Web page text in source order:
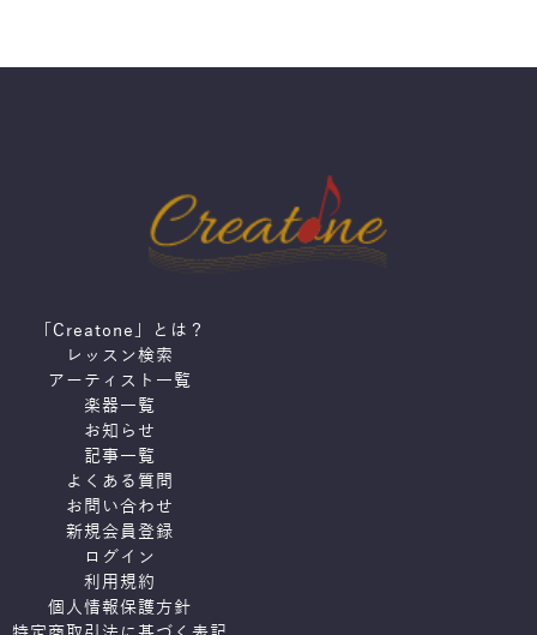
「Creatone」とは？
レッスン検索
アーティスト一覧
楽器一覧
お知らせ
記事一覧
よくある質問
お問い合わせ
新規会員登録
ログイン
利用規約
個人情報保護方針